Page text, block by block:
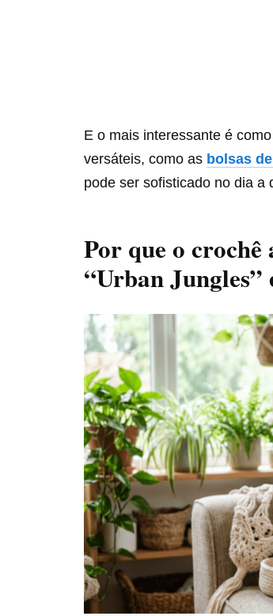
E o mais interessante é
versáteis, como as bolsas
pode ser sofisticado no dia a
Por que o crochê
“Urban Jungles”